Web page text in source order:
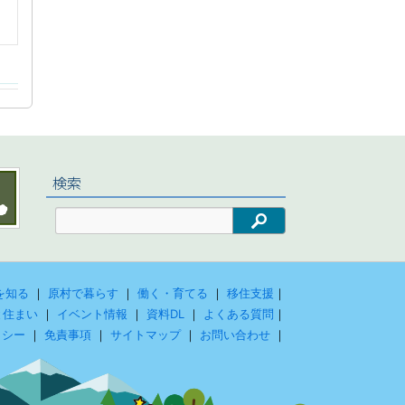
検索
検索
知る ｜ 原村で暮らす ｜ 働く・育てる ｜ 移住支援 ｜
まい｜ イベント情報 ｜ 資料DL｜ よくある質問 ｜
ー ｜ 免責事項｜ サイトマップ｜ お問い合わせ｜